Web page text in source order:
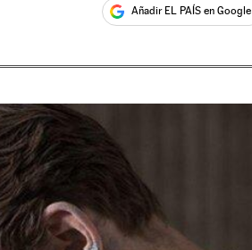
Añadir EL PAÍS en Google